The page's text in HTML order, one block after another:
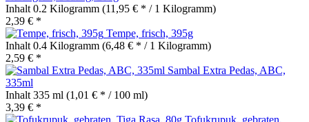
Inhalt 0.2 Kilogramm (11,95 € * / 1 Kilogramm)
2,39 € *
Tempe, frisch, 395g
Inhalt 0.4 Kilogramm (6,48 € * / 1 Kilogramm)
2,59 € *
Sambal Extra Pedas, ABC,
335ml
Inhalt 335 ml (1,01 € * / 100 ml)
3,39 € *
Tofukrupuk, gebraten,